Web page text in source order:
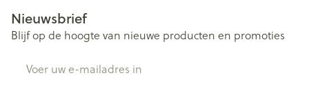
Nieuwsbrief
Blijf op de hoogte van nieuwe producten en promoties